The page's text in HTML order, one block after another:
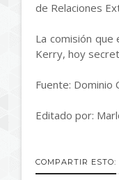
de Relaciones
La comisión
Kerry, hoy
Fuente: Dominio
Editado por:
COMPARTIR ESTO: